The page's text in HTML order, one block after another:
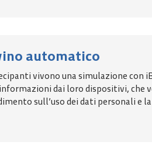
automatico
vivono una simulazione con
dai loro dispositivi,
sull’uso dei dati personali e